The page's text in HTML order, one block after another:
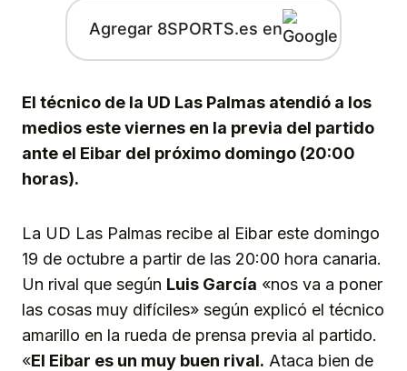
Agregar 8SPORTS.es en
El técnico de la UD Las Palmas atendió a los
medios este viernes en la previa del partido
ante el Eibar del próximo domingo (20:00
horas).
La UD Las Palmas recibe al Eibar este domingo
19 de octubre a partir de las 20:00 hora canaria.
Un rival que según Luis García «nos va a poner
las cosas muy difíciles» según explicó el técnico
amarillo en la rueda de prensa previa al partido.
«El Eibar es un muy buen rival. Ataca bien de